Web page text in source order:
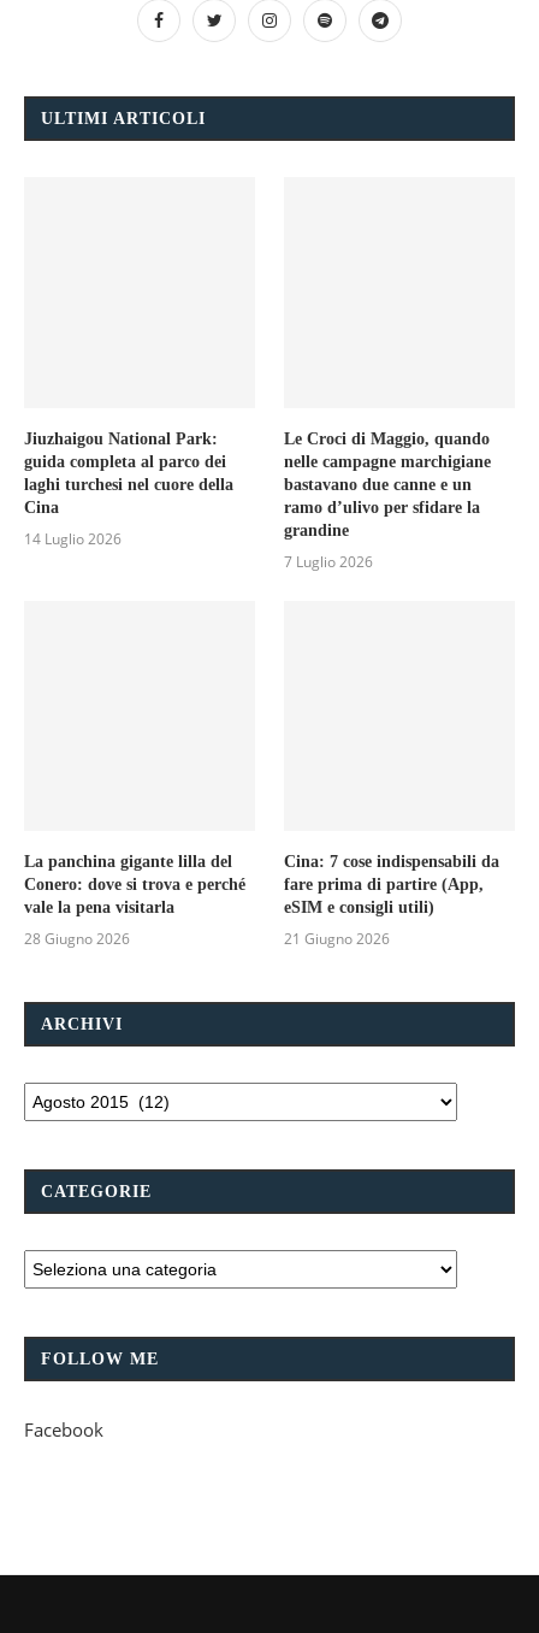
ULTIMI ARTICOLI
Jiuzhaigou National Park:
guida completa al parco dei
laghi turchesi nel cuore della
Cina
14 Luglio 2026
Le Croci di Maggio, quando
nelle campagne marchigiane
bastavano due canne e un
ramo d’ulivo per sfidare la
grandine
7 Luglio 2026
La panchina gigante lilla del
Conero: dove si trova e perché
vale la pena visitarla
28 Giugno 2026
Cina: 7 cose indispensabili da
fare prima di partire (App,
eSIM e consigli utili)
21 Giugno 2026
ARCHIVI
CATEGORIE
FOLLOW ME
Facebook